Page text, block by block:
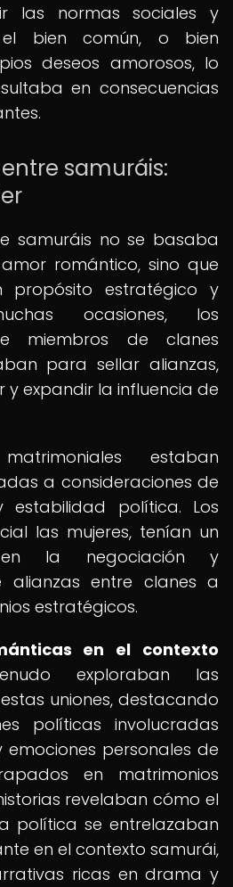
las normas sociales y
bien común, o bien
deseos amorosos, lo
en consecuencias
samuráis:
samuráis no se basaba
romántico, sino que
propósito estratégico y
ocasiones, los
miembros de clanes
para sellar alianzas,
y expandir la influencia de
estaban
a consideraciones de
estabilidad política. Los
las mujeres, tenían un
la negociación y
alianzas entre clanes a
estratégicos.
en el contexto
exploraban las
uniones, destacando
políticas involucradas
personales de
en matrimonios
revelaban cómo el
política se entrelazaban
en el contexto samurái,
ricas en drama y